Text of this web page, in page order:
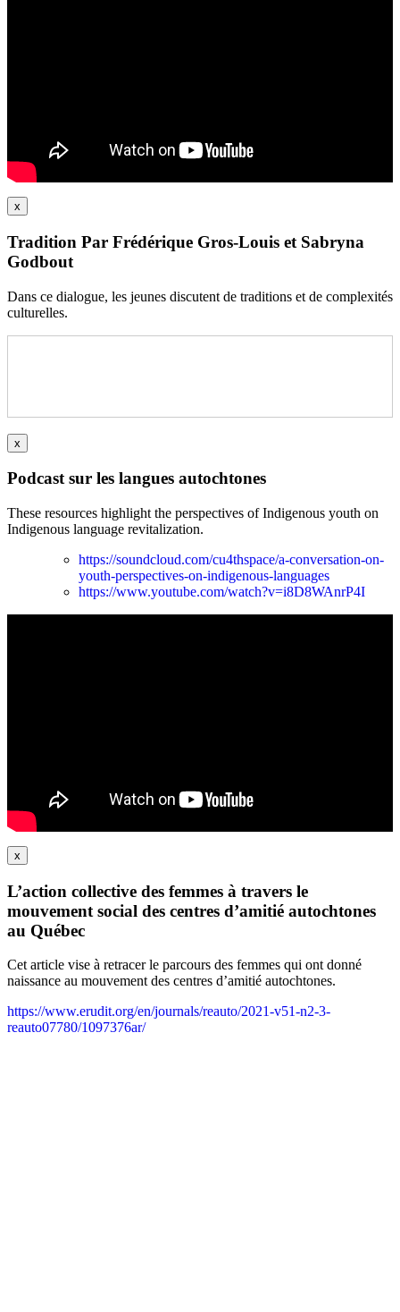
x
Tradition Par Frédérique Gros-Louis et Sabryna
Godbout
Dans ce dialogue, les jeunes discutent de traditions et de complexités
culturelles.
x
Podcast sur les langues autochtones
These resources highlight the perspectives of Indigenous youth on
Indigenous language revitalization.
https://soundcloud.com/cu4thspace/a-conversation-on-
youth-perspectives-on-indigenous-languages
https://www.youtube.com/watch?v=i8D8WAnrP4I
x
L’action collective des femmes à travers le
mouvement social des centres d’amitié autochtones
au Québec
Cet article vise à retracer le parcours des femmes qui ont donné
naissance au mouvement des centres d’amitié autochtones.
https://www.erudit.org/en/journals/reauto/2021-v51-n2-3-
reauto07780/1097376ar/